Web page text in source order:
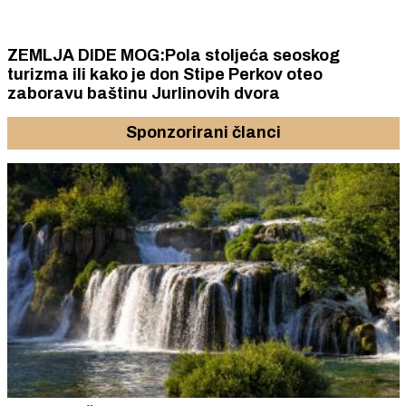
ZEMLJA DIDE MOG:Pola stoljeća seoskog
turizma ili kako je don Stipe Perkov oteo
zaboravu baštinu Jurlinovih dvora
Sponzorirani članci